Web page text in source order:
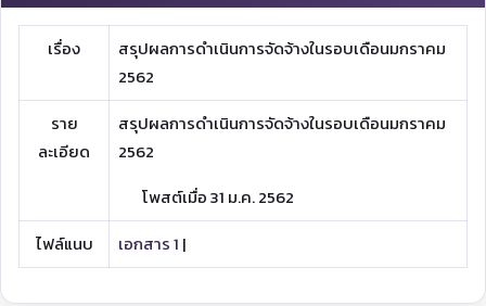
เรื่อง
สรุปผลการดำเนินการจัดจ้างในรอบเดือนมกราคม
2562
ราย
ละเอียด
สรุปผลการดำเนินการจัดจ้างในรอบเดือนมกราคม
2562
โพสต์เมื่อ 31 ม.ค. 2562
ไฟล์แนบ
เอกสาร 1 |